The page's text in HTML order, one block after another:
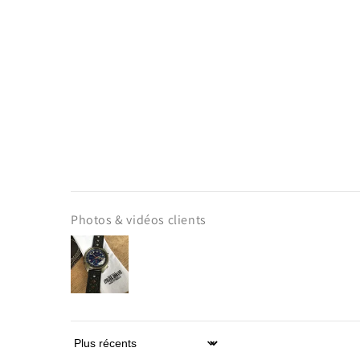
Photos & vidéos clients
Sort by